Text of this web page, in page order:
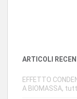
ARTICOLI
EFFETTO
A BIOMASSA,